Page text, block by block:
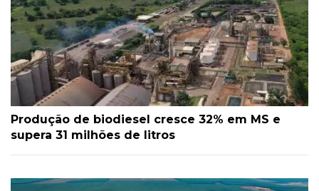
Produção de biodiesel cresce 32% em MS e
supera 31 milhões de litros